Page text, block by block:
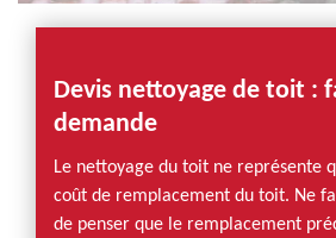
Devis nettoyage de toit :
demande
Le nettoyage du toit ne représente
coût de remplacement du toit. Ne
de penser que le remplacement